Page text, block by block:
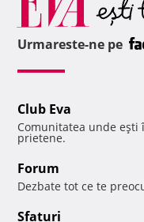
Urmareste-ne pe
Club Eva
Comunitatea unde eşti
prietene.
Forum
Dezbate tot ce te
Sfaturi